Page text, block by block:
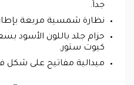
جداً.
نظارة شمسية مربعة
حزام جلد باللون الأسود
كيوت ستور.
ميدالية مفاتيح على شكل